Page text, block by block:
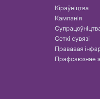
Кіраўніцтва
Кампанія
Сеткі сувязі
Прававая
Прафсаюзнае